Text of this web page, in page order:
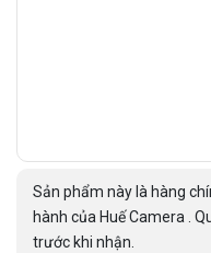
Sản phẩm này là hàng
hành của Huế Camera .
trước khi nhận.